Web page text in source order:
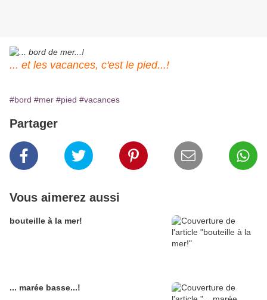
... et les vacances, c'est le pied...!
#bord #mer #pied #vacances
Partager
Vous aimerez aussi
bouteille à la mer!
... marée basse...!